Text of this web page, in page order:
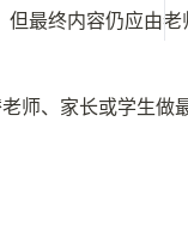
但最终内容仍应由老
师、家长或学生做